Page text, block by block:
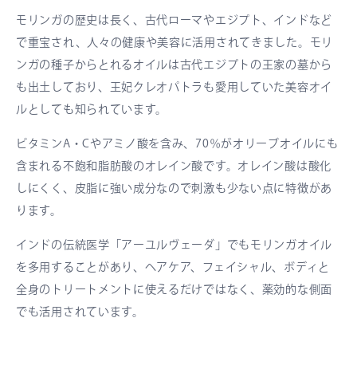
モリンガの歴史は長く、古代ローマやエジプト、インドなど
で重宝され、人々の健康や美容に活用されてきました。モリ
ンガの種子からとれるオイルは古代エジプトの王家の墓から
も出土しており、王妃クレオパトラも愛用していた美容オイ
ルとしても知られています。
ビタミンA・Cやアミノ酸を含み、70％がオリーブオイルにも
含まれる不飽和脂肪酸のオレイン酸です。オレイン酸は酸化
しにくく、皮脂に強い成分なので刺激も少ない点に特徴があ
ります。
インドの伝統医学「アーユルヴェーダ」でもモリンガオイル
を多用することがあり、ヘアケア、フェイシャル、ボディと
全身のトリートメントに使えるだけではなく、薬効的な側面
でも活用されています。